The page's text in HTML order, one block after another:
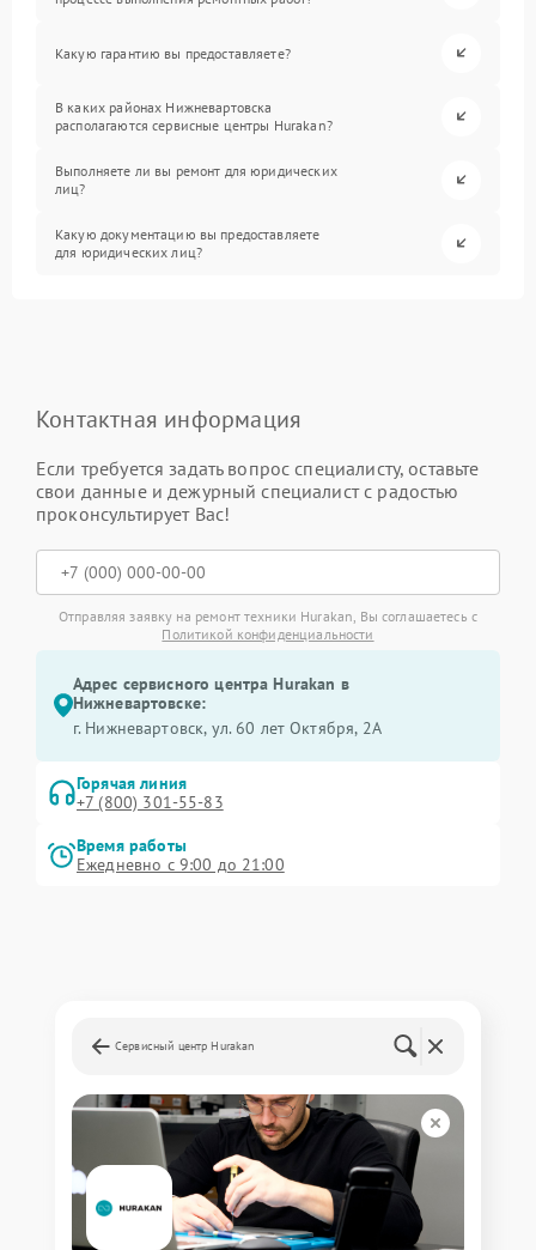
Какую гарантию вы предоставляете?
В каких районах Нижневартовска
располагаются сервисные центры Hurakan?
Выполняете ли вы ремонт для юридических
лиц?
Какую документацию вы предоставляете
для юридических лиц?
Контактная информация
Если требуется задать вопрос специалисту, оставьте
свои данные и дежурный специалист с радостью
проконсультирует Вас!
Отправляя заявку на ремонт техники Hurakan, Вы соглашаетесь с
Политикой конфиденциальности
Адрес сервисного центра Hurakan в
Нижневартовске:
г. Нижневартовск, ул. 60 лет Октября, 2А
Горячая линия
+7 (800) 301-55-83
Время работы
Ежедневно с 9:00 до 21:00
Сервисный центр Hurakan